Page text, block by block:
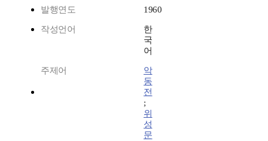
발행연도 1960
작성언어
한
국
어
주제어
악
동
전
;
위
성
문